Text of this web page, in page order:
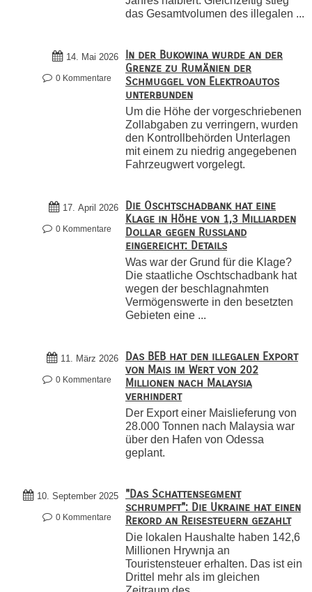
das Gesamtvolumen des illegalen ...
14. Mai 2026
0 Kommentare
In der Bukowina wurde an der
Grenze zu Rumänien der
Schmuggel von Elektroautos
unterbunden
Um die Höhe der vorgeschriebenen
Zollabgaben zu verringern, wurden
den Kontrollbehörden Unterlagen
mit einem zu niedrig angegebenen
Fahrzeugwert vorgelegt.
17. April 2026
0 Kommentare
Die Oschtschadbank hat eine
Klage in Höhe von 1,3 Milliarden
Dollar gegen Russland
eingereicht: Details
Was war der Grund für die Klage?
Die staatliche Oschtschadbank hat
wegen der beschlagnahmten
Vermögenswerte in den besetzten
Gebieten eine ...
11. März 2026
0 Kommentare
Das BEB hat den illegalen Export
von Mais im Wert von 202
Millionen nach Malaysia
verhindert
Der Export einer Maislieferung von
28.000 Tonnen nach Malaysia war
über den Hafen von Odessa
geplant.
10. September 2025
0 Kommentare
"Das Schattensegment
schrumpft": Die Ukraine hat einen
Rekord an Reisesteuern gezahlt
Die lokalen Haushalte haben 142,6
Millionen Hrywnja an
Touristensteuer erhalten. Das ist ein
Drittel mehr als im gleichen